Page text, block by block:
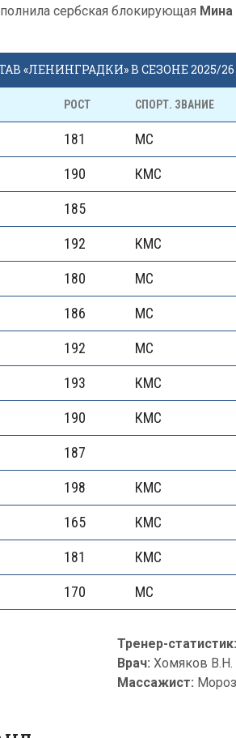
сербская блокирующая Мина
«ЛЕНИНГРАДКИ» В СЕЗОНЕ 2025/26
РОСТ СПОРТ. ЗВАНИЕ
181 МС
190 КМС
185
192 КМС
180 МС
186 МС
192 МС
193 КМС
190 КМС
187
198 КМС
165 КМС
181 КМС
170 МС
Тренер-статистик:
Врач: Хомяков В.Н.
Массажист: